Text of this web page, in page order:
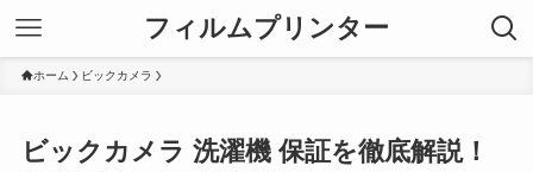
フィルムプリンター
ホーム ビックカメラ
ビックカメラ 洗濯機 保証を徹底解説！